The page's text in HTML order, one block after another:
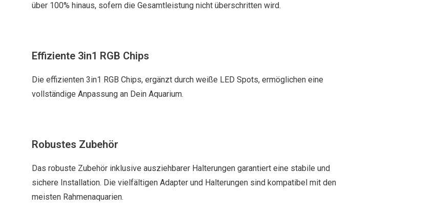
über 100% hinaus, sofern die Gesamtleistung nicht überschritten wird.
Effiziente 3in1 RGB Chips
Die effizienten 3in1 RGB Chips, ergänzt durch weiße LED Spots, ermöglichen eine
vollständige Anpassung an Dein Aquarium.
Robustes Zubehör
Das robuste Zubehör inklusive ausziehbarer Halterungen garantiert eine stabile und
sichere Installation. Die vielfältigen Adapter und Halterungen sind kompatibel mit den
meisten Rahmenaquarien.